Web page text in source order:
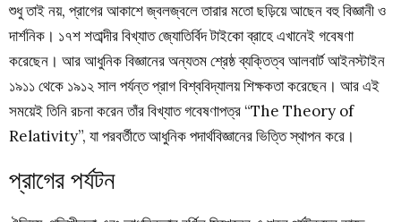
শুধু তাই নয়, প্রাগের আকাশে জ্বলজ্বলে তারার মতো ছড়িয়ে আছেন বহু বিজ্ঞানী ও
দার্শনিক। ১৭শ শতাব্দীর বিখ্যাত জ্যোতির্বিদ টাইকো ব্রাহে এখানেই গবেষণা
করেছেন। আর আধুনিক বিজ্ঞানের অন্যতম শ্রেষ্ঠ ব্যক্তিত্ব আলবার্ট আইনস্টাইন
১৯১১ থেকে ১৯১২ সাল পর্যন্ত প্রাগ বিশ্ববিদ্যালয় শিক্ষকতা করেছেন। আর এই
সময়েই তিনি রচনা করেন তাঁর বিখ্যাত গবেষণাপত্র “The Theory of
Relativity”, যা পরবর্তীতে আধুনিক পদার্থবিজ্ঞানের ভিত্তি স্থাপন করে।
প্রাগের পর্যটন